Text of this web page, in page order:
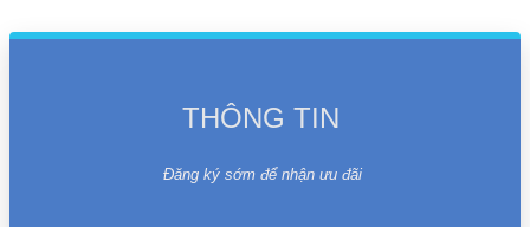
THÔNG TIN
Đăng ký sớm để nhận ưu đãi